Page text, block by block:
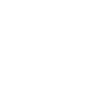
- Côte de
vous aider à
à Lannion,
de Lannion-
et nos